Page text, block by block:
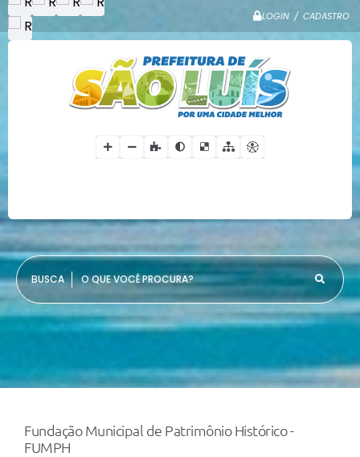
LOGIN / CADASTRO
O QUE VOCÊ PROCURA?
Fundação Municipal de Patrimônio Histórico -
FUMPH